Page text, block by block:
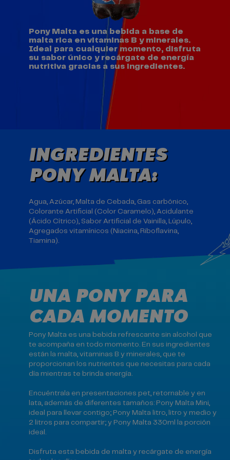
Pony Malta es una bebida a base de
malta rica en vitaminas B y minerales.
Ideal para cualquier momento, disfruta
su sabor único y recárgate de energía
nutritiva gracias a sus ingredientes.
INGREDIENTES
PONY MALTA:
Agua, Azúcar, Malta de Cebada, Gas carbónico,
Colorante Artificial (Color Caramelo), Acidulante
(Ácido Cítrico), Sabor Artificial de Vainilla, Lúpulo,
Agregados vitamínicos (Niacina, Riboflavina,
Tiamina).
UNA PONY PARA
CADA MOMENTO
Pony Malta es una bebida refrescante sin alcohol que
te acompaña en todo momento. En sus ingredientes
están la malta, vitaminas B y minerales, que te
proporcionan los nutrientes que necesitas para cada
día mientras te brinda energía.
Encuéntrala en presentaciones pet, retornable y en
lata, además de diferentes tamaños: Pony Malta Mini,
ideal para llevar contigo; Pony Malta litro, litro y medio y
2 litros para compartir; y Pony Malta 330ml la porción
ideal.
Disfruta esta bebida de malta y recárgate de energía